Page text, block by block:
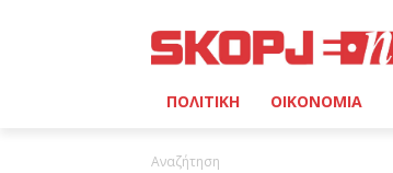
ΠΟΛΙΤΙΚΗ ΟΙΚΟΝΟΜΙΑ
Αναζήτηση